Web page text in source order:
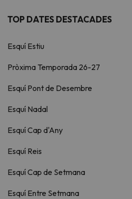
TOP DATES DESTACADES
Esquí Estiu
Pròxima Temporada 26-27
Esquí Pont de Desembre
Esquí Nadal
Esquí Cap d'Any
Esquí Reis
Esquí Cap de Setmana
Esquí Entre Setmana